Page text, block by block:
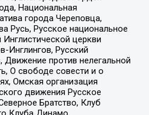
Национальная
города Череповца,
Русь, Русское национальное
церкви
Инглингов, Русский
против нелегальной
О свободе совести и о
Омская организация
движения Русское
Братство, Клуб